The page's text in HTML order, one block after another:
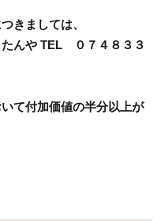
きましては、
んや TEL ０７４８３３
て付加価値の半分以上が